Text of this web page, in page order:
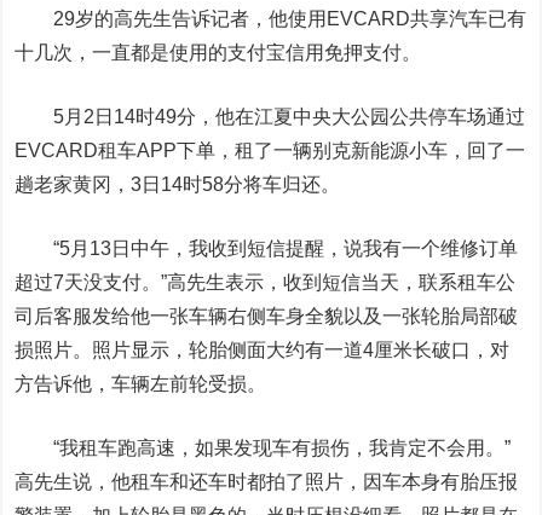
29岁的高先生告诉记者，他使用EVCARD共享汽车已有
十几次，一直都是使用的支付宝信用免押支付。
5月2日14时49分，他在江夏中央大公园公共停车场通过
EVCARD租车APP下单，租了一辆别克新能源小车，回了一
趟老家黄冈，3日14时58分将车归还。
“5月13日中午，我收到短信提醒，说我有一个维修订单
超过7天没支付。”高先生表示，收到短信当天，联系租车公
司后客服发给他一张车辆右侧车身全貌以及一张轮胎局部破
损照片。照片显示，轮胎侧面大约有一道4厘米长破口，对
方告诉他，车辆左前轮受损。
“我租车跑高速，如果发现车有损伤，我肯定不会用。”
高先生说，他租车和还车时都拍了照片，因车本身有胎压报